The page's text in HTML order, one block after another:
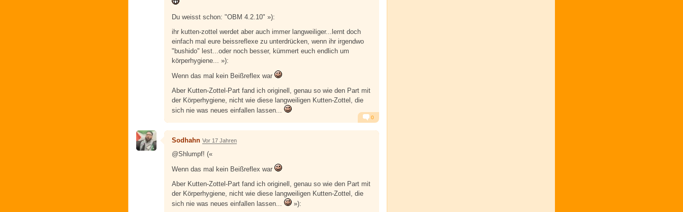
Du weisst schon: "OBM 4.2.10" »):
ihr kutten-zottel werdet aber auch immer langweiliger...lernt doch
einfach mal eure beissreflexe zu unterdrücken, wenn ihr irgendwo
"bushido" lest...oder noch besser, kümmert euch endlich um
körperhygiene... »):
Wenn das mal kein Beißreflex war
Aber Kutten-Zottel-Part fand ich originell, genau so wie den Part mit
der Körperhygiene, nicht wie diese langweiligen Kutten-Zottel, die
sich nie was neues einfallen lassen...
Alarm Antworten
0
Sodhahn Vor 17 Jahren
@Shlumpf! («
Wenn das mal kein Beißreflex war
Aber Kutten-Zottel-Part fand ich originell, genau so wie den Part mit
der Körperhygiene, nicht wie diese langweiligen Kutten-Zottel, die
sich nie was neues einfallen lassen...
»):